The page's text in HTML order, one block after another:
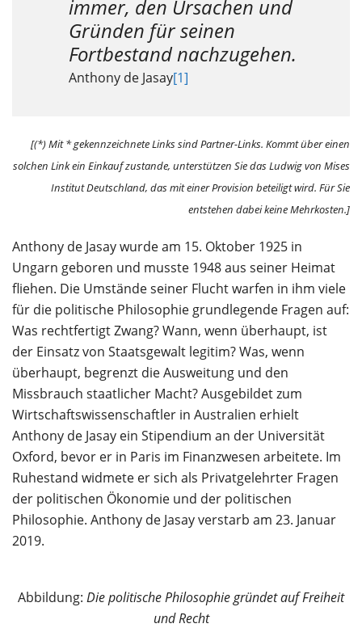
immer, den Ursachen und
Gründen für seinen
Fortbestand nachzugehen.
Anthony de Jasay[1]
[(*) Mit * gekennzeichnete Links sind Partner-Links. Kommt über einen
solchen Link ein Einkauf zustande, unterstützen Sie das Ludwig von Mises
Institut Deutschland, das mit einer Provision beteiligt wird. Für Sie
entstehen dabei keine Mehrkosten.]
Anthony de Jasay wurde am 15. Oktober 1925 in
Ungarn geboren und musste 1948 aus seiner Heimat
fliehen. Die Umstände seiner Flucht warfen in ihm viele
für die politische Philosophie grundlegende Fragen auf:
Was rechtfertigt Zwang? Wann, wenn überhaupt, ist
der Einsatz von Staatsgewalt legitim? Was, wenn
überhaupt, begrenzt die Ausweitung und den
Missbrauch staatlicher Macht? Ausgebildet zum
Wirtschaftswissenschaftler in Australien erhielt
Anthony de Jasay ein Stipendium an der Universität
Oxford, bevor er in Paris im Finanzwesen arbeitete. Im
Ruhestand widmete er sich als Privatgelehrter Fragen
der politischen Ökonomie und der politischen
Philosophie. Anthony de Jasay verstarb am 23. Januar
2019.
Abbildung: Die politische Philosophie gründet auf Freiheit
und Recht